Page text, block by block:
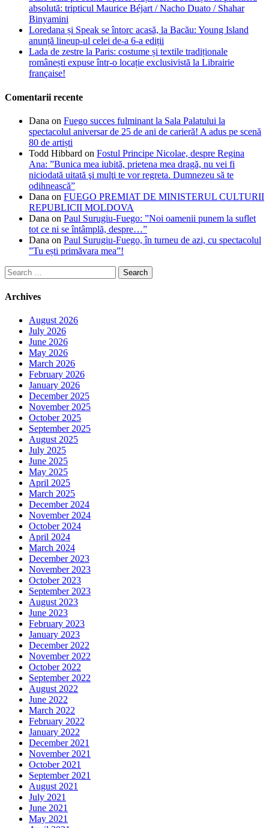
absolută: tripticul Maurice Béjart / Nacho Duato / Shahar
Binyamini
Loredana și Speak se întorc acasă, la Bacău: Young Island
anunță lineup-ul celei de-a 6-a ediții
Lada de zestre la Paris: costume și textile tradiționale
românești expuse într-o locație exclusivistă la Librairie
française!
Comentarii recente
Dana on Fuego succes fulminant la Sala Palatului la
spectacolul aniversar de 25 de ani de carieră! A adus pe scenă
80 de artiști
Todd Hibbard on Fostul Principe Nicolae, despre Regina
Ana: ”Bunica mea iubită, prietena mea dragă, nu vei fi
niciodată uitată şi mulţi te vor regreta. Dumnezeu să te
odihnească”
Dana on FUEGO PREMIAT DE MINISTERUL CULTURII
REPUBLICII MOLDOVA
Dana on Paul Surugiu-Fuego: ”Noi oamenii punem la suflet
tot ce ni se întâmplă, despre…”
Dana on Paul Surugiu-Fuego, în turneu de azi, cu spectacolul
”Tu ești primăvara mea”!
Search
for:
Archives
August 2026
July 2026
June 2026
May 2026
March 2026
February 2026
January 2026
December 2025
November 2025
October 2025
September 2025
August 2025
July 2025
June 2025
May 2025
April 2025
March 2025
December 2024
November 2024
October 2024
April 2024
March 2024
December 2023
November 2023
October 2023
September 2023
August 2023
June 2023
February 2023
January 2023
December 2022
November 2022
October 2022
September 2022
August 2022
June 2022
March 2022
February 2022
January 2022
December 2021
November 2021
October 2021
September 2021
August 2021
July 2021
June 2021
May 2021